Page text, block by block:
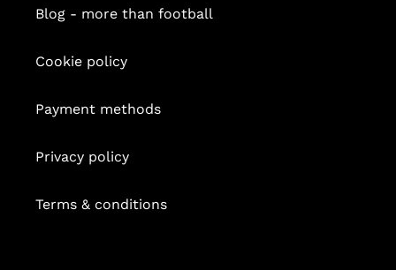
Blog - more than football
Cookie policy
Payment methods
Privacy policy
Terms & conditions